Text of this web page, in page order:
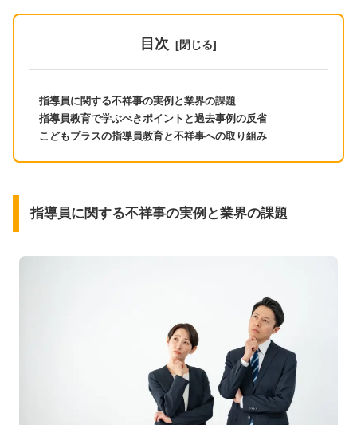
目次
指導員に関する不祥事の実例と業界の課題
指導員教育で学ぶべきポイントと過去事例の反省
こどもプラスの指導員教育と不祥事への取り組み
指導員に関する不祥事の実例と業界の課題